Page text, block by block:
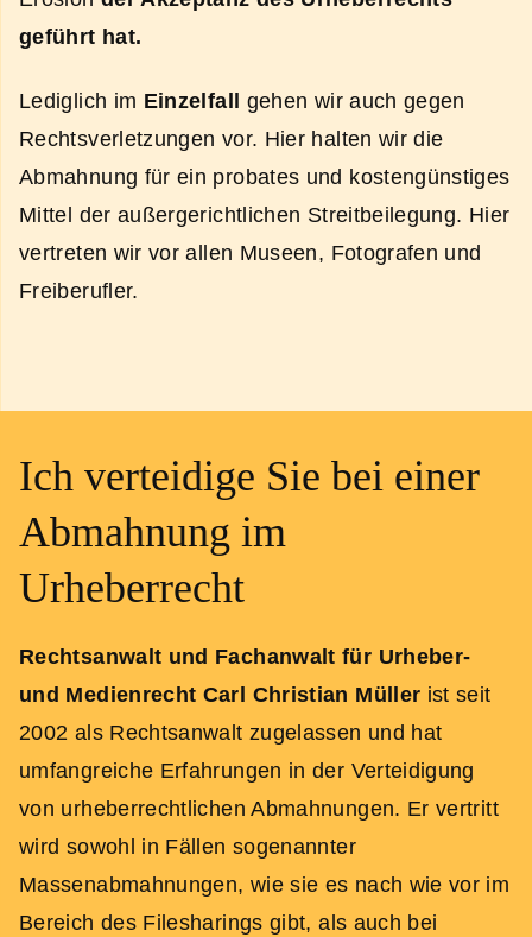
geführt hat.
Lediglich im Einzelfall gehen wir auch gegen
Rechtsverletzungen vor. Hier halten wir die
Abmahnung für ein probates und kostengünstiges
Mittel der außergerichtlichen Streitbeilegung. Hier
vertreten wir vor allen Museen, Fotografen und
Freiberufler.
Ich verteidige Sie bei einer
Abmahnung im
Urheberrecht
Rechtsanwalt und Fachanwalt für Urheber-
und Medienrecht Carl Christian Müller ist seit
2002 als Rechtsanwalt zugelassen und hat
umfangreiche Erfahrungen in der Verteidigung
von urheberrechtlichen Abmahnungen. Er vertritt
wird sowohl in Fällen sogenannter
Massenabmahnungen, wie sie es nach wie vor im
Bereich des Filesharings gibt, als auch bei